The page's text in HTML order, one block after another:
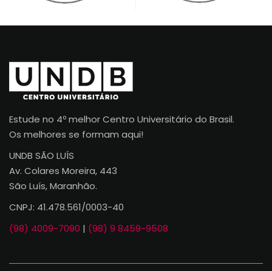
Estude no 4º melhor Centro Universitário do Brasil.
Os melhores se formam aqui!
UNDB SÃO LUÍS
Av. Colares Moreira, 443
São Luís, Maranhão.
CNPJ: 41.478.561/0003-40
(98) 4009-7090 | (98) 9 8459-9508